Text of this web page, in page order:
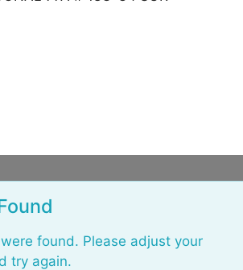
found. Please adjust your
try again.